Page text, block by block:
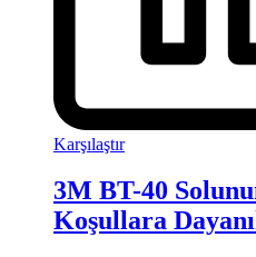
Karşılaştır
3M BT-40
Koşullara